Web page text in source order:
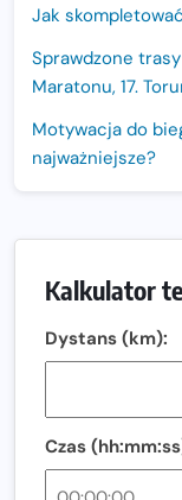
Jak
Sprawdzone
Maratonu, 17.
Motywacja do
najważniejsze?
Sprawdzony
biegania
Amazfit Balance
i zawodnika
Regeneracja w
Kalkulator
Dystans (km):
Czas